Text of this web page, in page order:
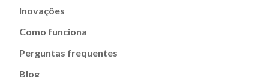
Inovações
Como funciona
Perguntas frequentes
Blog